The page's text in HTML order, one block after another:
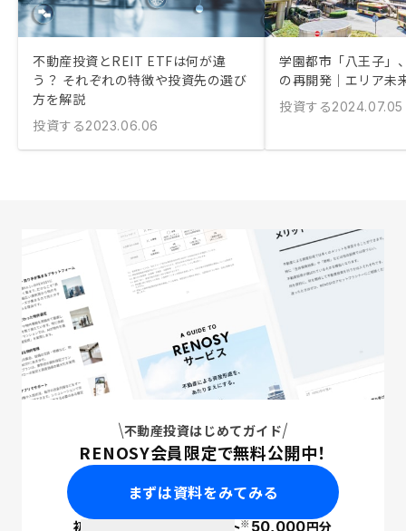
不動産投資とREIT ETFは何が違
う？ それぞれの特徴や投資先の選び
方を解説
投資する2023.06.06
学園都市「八王子」
の再開発｜エリア未
投資する2024.07.05
不動産投資はじめてガイド
RENOSY会員限定で無料公開中！
まずは資料をみてみる
初回面談で ポイント※50,000円分